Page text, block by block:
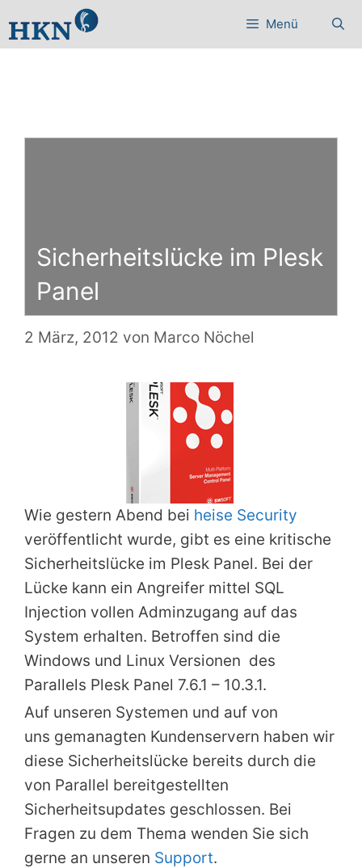
Inhalt
Menü
Sicherheitslücke im Plesk
Panel
2 März, 2012 von Marco Nöchel
Wie gestern Abend bei heise Security
veröffentlicht wurde, gibt es eine kritische
Sicherheitslücke im Plesk Panel. Bei der
Lücke kann ein Angreifer mittel SQL
Injection vollen Adminzugang auf das
System erhalten. Betroffen sind die
Windows und Linux Versionen des
Parallels Plesk Panel 7.6.1 – 10.3.1.
Auf unseren Systemen und auf von
uns gemanagten Kundenservern haben wir
diese Sicherheitslücke bereits durch die
von Parallel bereitgestellten
Sicherheitsupdates geschlossen. Bei
Fragen zu dem Thema wenden Sie sich
gerne an unseren Support.